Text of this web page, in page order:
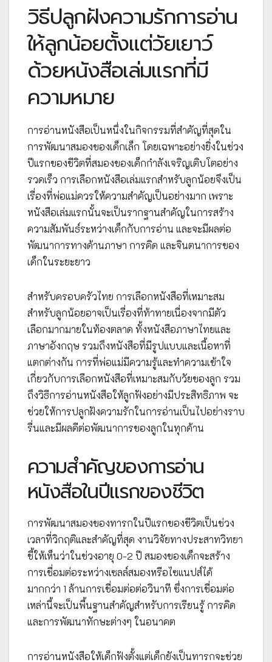
วิธีปลูกฝังความรักการอ่าน
ให้ลูกน้อยตั้งแต่วัยเยาว์
ด้วยหนังสือเล่มแรกที่มี
ความหมาย
การอ่านหนังสือเป็นหนึ่งในกิจกรรมที่สำคัญที่สุดใน
การพัฒนาสมองของเด็กเล็ก โดยเฉพาะอย่างยิ่งในช่วง
ปีแรกของชีวิตที่สมองของเด็กกำลังเจริญเติบโตอย่าง
รวดเร็ว การเลือกหนังสือเล่มแรกสำหรับลูกน้อยจึงเป็น
เรื่องที่พ่อแม่ควรให้ความสำคัญเป็นอย่างมาก เพราะ
หนังสือเล่มแรกนั้นจะเป็นรากฐานสำคัญในการสร้าง
ความสัมพันธ์ระหว่างเด็กกับการอ่าน และจะมีผลต่อ
พัฒนาการทางด้านภาษา การคิด และจินตนาการของ
เด็กในระยะยาว
สำหรับครอบครัวไทย การเลือกหนังสือที่เหมาะสม
สำหรับลูกน้อยอาจเป็นเรื่องที่ท้าทายเนื่องจากมีตัว
เลือกมากมายในท้องตลาด ทั้งหนังสือภาษาไทยและ
ภาษาอังกฤษ รวมถึงหนังสือที่มีรูปแบบและเนื้อหาที่
แตกต่างกัน การที่พ่อแม่มีความรู้และทำความเข้าใจ
เกี่ยวกับการเลือกหนังสือที่เหมาะสมกับวัยของลูก รวม
ถึงวิธีการอ่านหนังสือให้ลูกฟังอย่างมีประสิทธิภาพ จะ
ช่วยให้การปลูกฝังความรักในการอ่านเป็นไปอย่างราบ
รื่นและมีผลดีต่อพัฒนาการของลูกในทุกด้าน
ความสำคัญของการอ่าน
หนังสือในปีแรกของชีวิต
การพัฒนาสมองของทารกในปีแรกของชีวิตเป็นช่วง
เวลาที่วิกฤติและสำคัญที่สุด งานวิจัยทางประสาทวิทยา
ชี้ให้เห็นว่าในช่วงอายุ 0-2 ปี สมองของเด็กจะสร้าง
การเชื่อมต่อระหว่างเซลล์สมองหรือไซแนปส์ได้
มากกว่า 1 ล้านการเชื่อมต่อต่อวินาที ซึ่งการเชื่อมต่อ
เหล่านี้จะเป็นพื้นฐานสำคัญสำหรับการเรียนรู้ การคิด
และการพัฒนาทักษะต่างๆ ในอนาคต
การอ่านหนังสือให้เด็กฟังตั้งแต่เด็กยังเป็นทารกจะช่วย